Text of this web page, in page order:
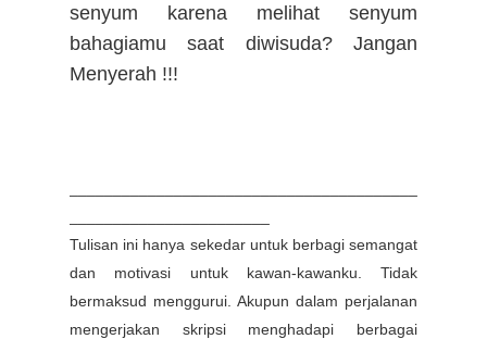
senyum karena melihat senyum
bahagiamu saat diwisuda? Jangan
Menyerah !!!
Tulisan ini hanya sekedar untuk berbagi semangat
dan motivasi untuk kawan-kawanku. Tidak
bermaksud menggurui. Akupun dalam perjalanan
mengerjakan skripsi menghadapi berbagai